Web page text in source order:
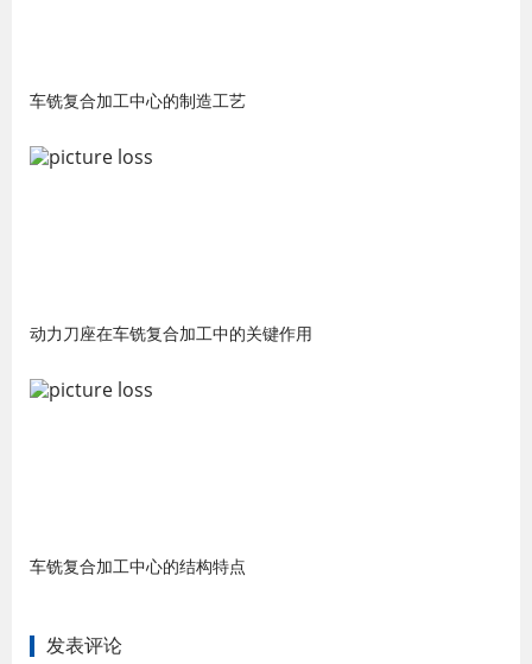
车铣复合加工中心的制造工艺
动力刀座在车铣复合加工中的关键作用
车铣复合加工中心的结构特点
发表评论